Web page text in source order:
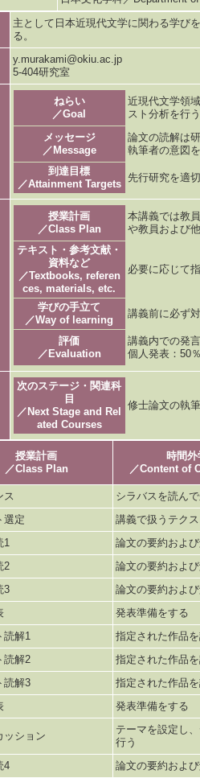
主として日本近現代文学に関わる学び
る。
y.murakami@okiu.ac.jp
5-404研究室
ねらい
／Goal
近現代文学領
スト分析を行
メッセージ
／Message
論文の読解は
執筆者の意図
到達目標
／Attainment Targets
先行研究を適
授業計画
／Class Plan
本講義では教
や教員および
テキスト・参考文献・
資料など
／Textbooks, referen
ces, materials, etc.
必要に応じて
学びの手立て
／Way of learning
講義前に必ず
評価
／Evaluation
講義内での発
個人発表：50
次のステージ・関連科
目
／Next Stage and Rel
ated Courses
修士論文の執
授業計画
／Class Plan
時間外
／Content of
ス
シラバスを読ん
選定
講義で扱うテク
1
論文の要約およ
2
論文の要約およ
3
論文の要約およ
発表準備をする
読解1
指定された作品
読解2
指定された作品
読解3
指定された作品
発表準備をする
ッション
テーマを設定し
行う
4 論文の要約およ